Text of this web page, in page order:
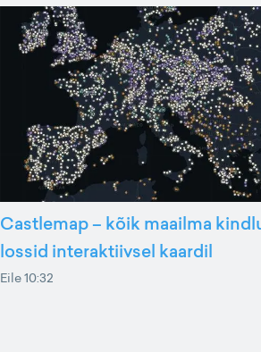
Castlemap – kõik maailma
lossid interaktiivsel kaardil
Eile 10:32